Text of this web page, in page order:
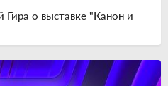
Гира о выставке "Канон и